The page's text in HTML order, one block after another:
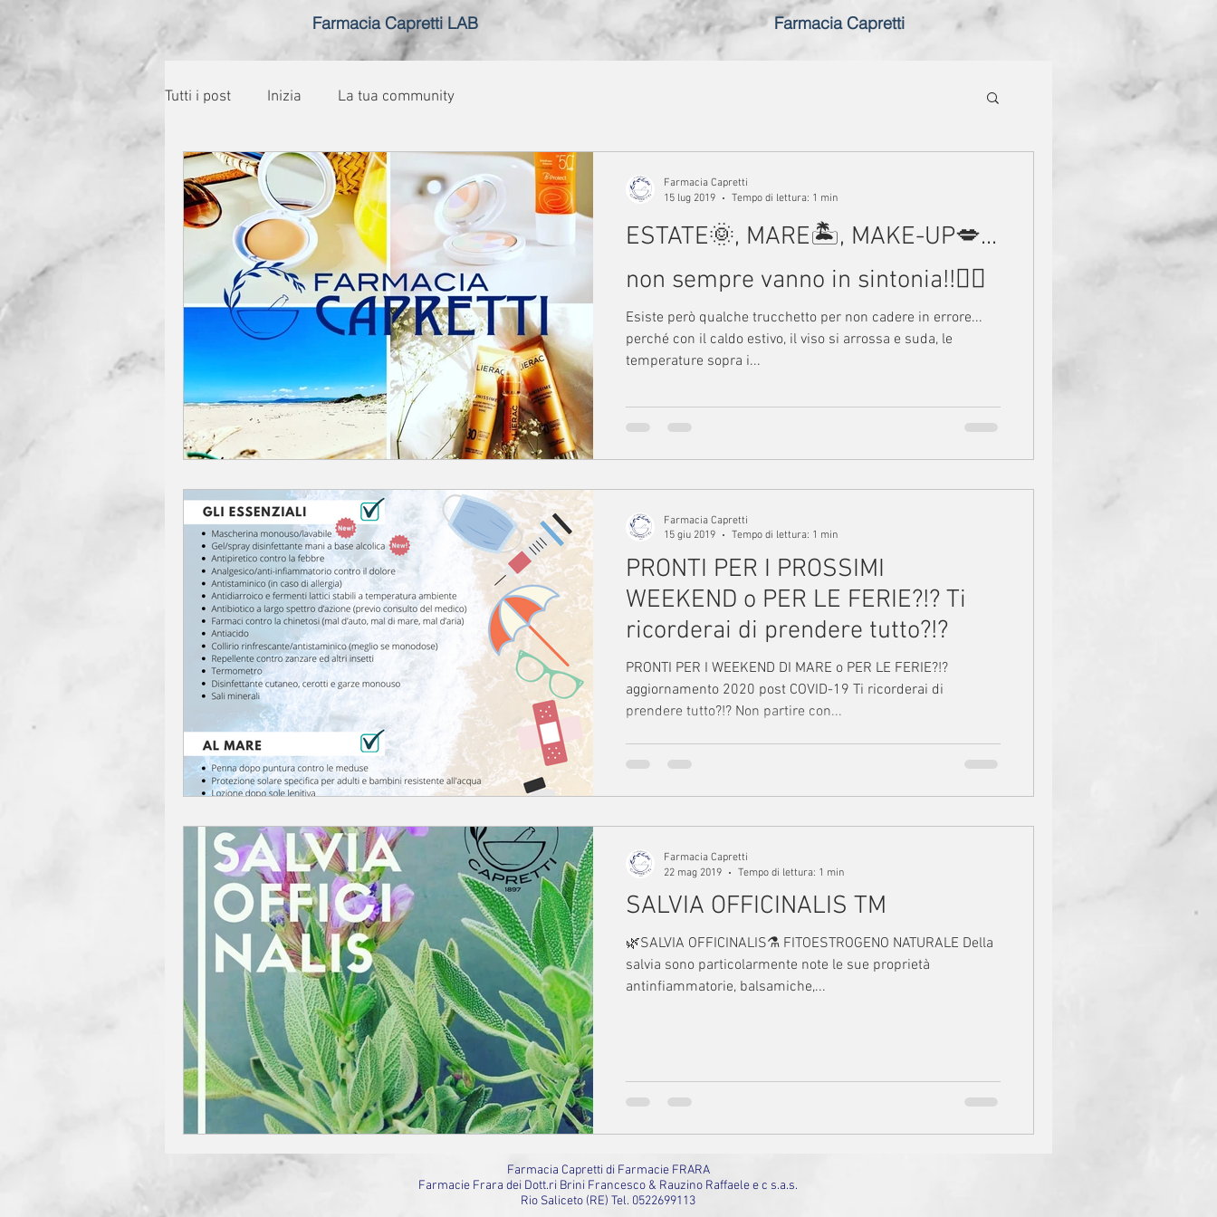
Farmacia Capretti LAB Farmacia Capretti
Tutti i post Inizia La tua community
ESTATE🌞, MARE🏝, MAKE-UP💋...
non sempre vanno in sintonia!!🤦‍♀️
Esiste però qualche trucchetto per non cadere in errore...
perché con il caldo estivo, il viso si arrossa e suda, le
temperature sopra i...
Farmacia Capretti
15 lug 2019
Tempo di lettura: 1 min
PRONTI PER I PROSSIMI
WEEKEND o PER LE FERIE?!? Ti
ricorderai di prendere tutto?!?
PRONTI PER I WEEKEND DI MARE o PER LE FERIE?!?
aggiornamento 2020 post COVID-19 Ti ricorderai di
prendere tutto?!? Non partire con...
Farmacia Capretti
15 giu 2019
Tempo di lettura: 1 min
SALVIA OFFICINALIS TM
🌿SALVIA OFFICINALIS⚗️ FITOESTROGENO NATURALE Della
salvia sono particolarmente note le sue proprietà
antinfiammatorie, balsamiche,...
Farmacia Capretti
22 mag 2019
Tempo di lettura: 1 min
Farmacia Capretti di Farmacie FRARA
Farmacie Frara dei Dott.ri Brini Francesco & Rauzino Raffaele e c s.a.s.
Rio Saliceto (RE) Tel. 0522699113